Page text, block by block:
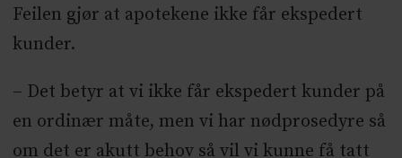
Feilen gjør at apotekene ikke får ekspedert
kunder.
– Det betyr at vi ikke får ekspedert kunder på
en ordinær måte, men vi har nødprosedyre så
om det er akutt behov så vil vi kunne få tatt